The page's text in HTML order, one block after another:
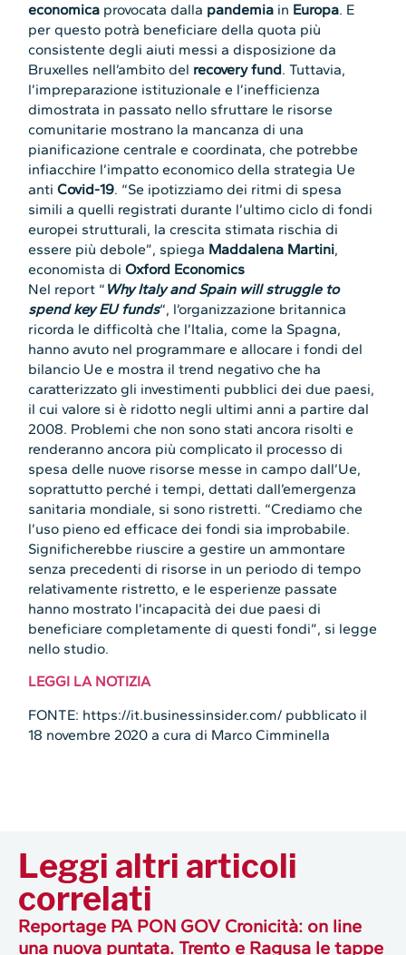
economica provocata dalla pandemia in Europa. E
per questo potrà beneficiare della quota più
consistente degli aiuti messi a disposizione da
Bruxelles nell’ambito del recovery fund. Tuttavia,
l’impreparazione istituzionale e l’inefficienza
dimostrata in passato nello sfruttare le risorse
comunitarie mostrano la mancanza di una
pianificazione centrale e coordinata, che potrebbe
infiacchire l’impatto economico della strategia Ue
antiCovid-19. “Se ipotizziamo dei ritmi di spesa
simili a quelli registrati durante l’ultimo ciclo di fondi
europei strutturali, la crescita stimata rischia di
essere più debole”, spiega Maddalena Martini,
economista diOxford Economics
Nel report “ Why Italy and Spain will struggle to
spend key EU funds“, l’organizzazione britannica
ricorda le difficoltà che l’Italia, come la Spagna,
hanno avuto nel programmare e allocare i fondi del
bilancio Ue e mostra il trend negativo che ha
caratterizzato gli investimenti pubblici dei due paesi,
il cui valore si è ridotto negli ultimi anni a partire dal
2008. Problemi che non sono stati ancora risolti e
renderanno ancora più complicato il processo di
spesa delle nuove risorse messe in campo dall’Ue,
soprattutto perché i tempi, dettati dall’emergenza
sanitaria mondiale, si sono ristretti. “Crediamo che
l’uso pieno ed efficace dei fondi sia improbabile.
Significherebbe riuscire a gestire un ammontare
senza precedenti di risorse in un periodo di tempo
relativamente ristretto, e le esperienze passate
hanno mostrato l’incapacità dei due paesi di
beneficiare completamente di questi fondi”, si legge
nello studio.
LEGGI LA NOTIZIA
FONTE: https://it.businessinsider.com/ pubblicato il
18 novembre 2020 a cura di Marco Cimminella
Leggi altri articoli
correlati
Reportage PA PON GOV Cronicità: on line
una nuova puntata. Trento e Ragusa le tappe